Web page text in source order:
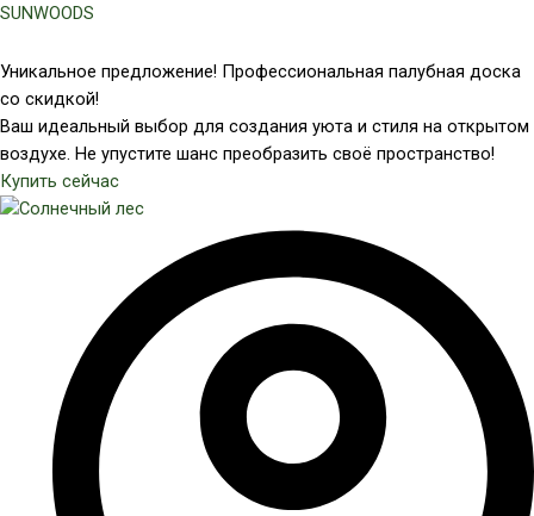
Перейти
содержимому
SUNWOODS
Уникальное предложение! Профессиональная палубная доска
со скидкой!
Ваш идеальный выбор для создания уюта и стиля на открытом
воздухе. Не упустите шанс преобразить своё пространство!
Купить сейчас